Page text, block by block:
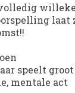
speelt groot
mentale act